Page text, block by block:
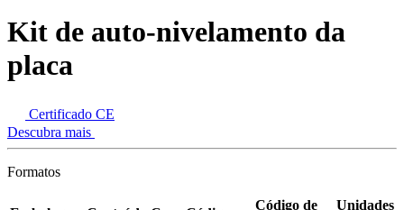
Kit de auto-nivelamento da
placa
Certificado CE
Descubra mais
Formatos
Código de
Unidades